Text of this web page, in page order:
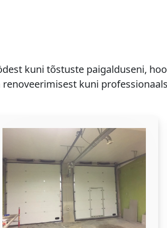
kuni tõstuste paigalduseni,
kuni